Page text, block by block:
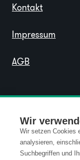
Wir
Wir setzen Cookies
analysieren,
Suchbegriffen und
Kontakt
Impressum
AGB